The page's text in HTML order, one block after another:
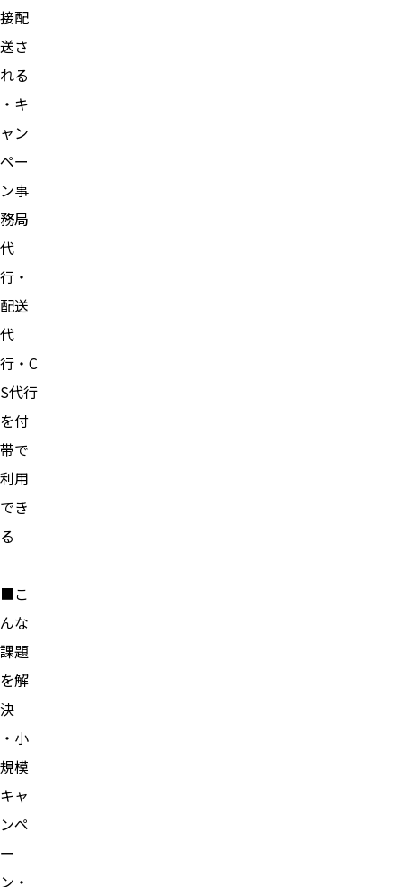
接配
送さ
れる
・キ
ャン
ペー
ン事
務局
代
行・
配送
代
行・C
S代行
を付
帯で
利用
でき
る
■こ
んな
課題
を解
決
・小
規模
キャ
ンペ
ー
ン・